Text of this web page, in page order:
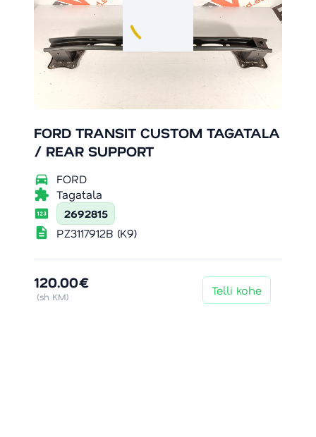
FORD TRANSIT CUSTOM TAGATALA
/ REAR SUPPORT
directions_car FORD
extension Tagatala
pin 2692815
description PZ3117912B (K9)
120.00€
(sh KM) Telli kohe